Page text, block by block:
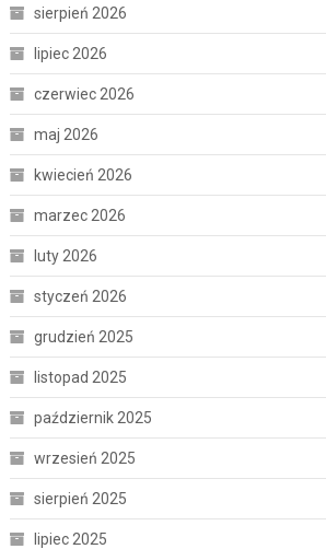
sierpień 2026
lipiec 2026
czerwiec 2026
maj 2026
kwiecień 2026
marzec 2026
luty 2026
styczeń 2026
grudzień 2025
listopad 2025
październik 2025
wrzesień 2025
sierpień 2025
lipiec 2025